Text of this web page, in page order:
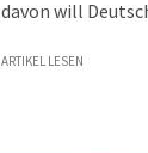
davon will
ARTIKEL LESEN